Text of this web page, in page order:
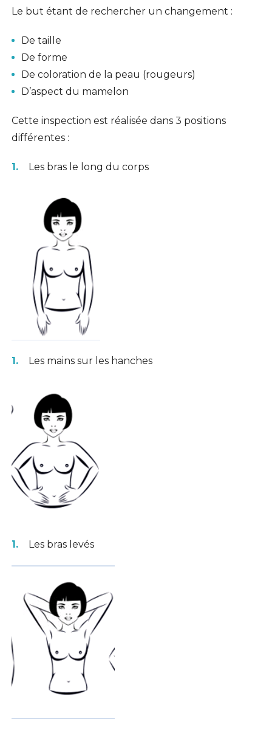
Le but étant de rechercher un changement :
De taille
De forme
De coloration de la peau (rougeurs)
D’aspect du mamelon
Cette inspection est réalisée dans 3 positions
différentes :
Les bras le long du corps
Les mains sur les hanches
Les bras levés